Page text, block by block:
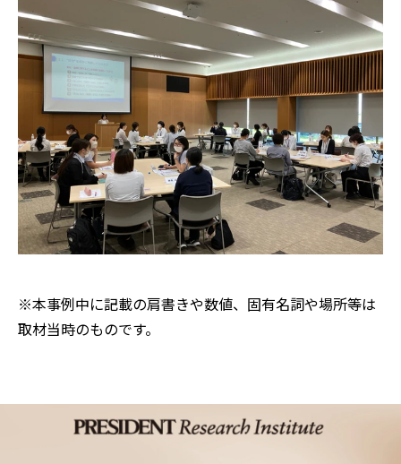
※本事例中に記載の肩書きや数値、固有名詞や場所等は
取材当時のものです。